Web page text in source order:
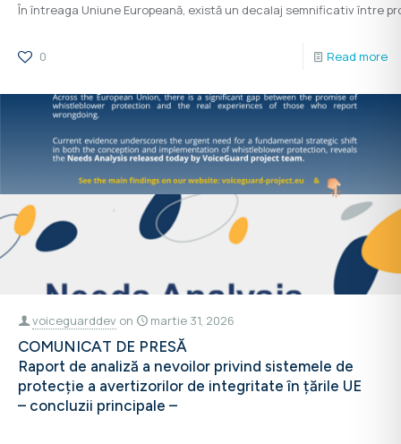
În întreaga Uniune Europeană, există un decalaj semnificativ între
0 Read more
voiceguarddev on martie 31, 2026
COMUNICAT DE PRESĂ
Raport de analiză a nevoilor privind sistemele de
protecție a avertizorilor de integritate în țările UE
– concluzii principale –